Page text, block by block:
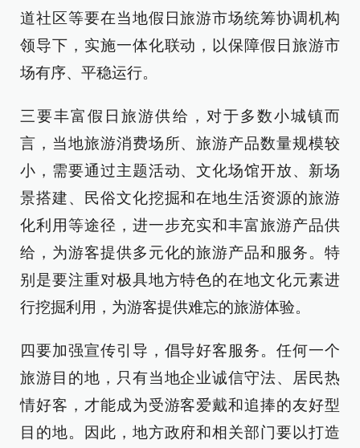
道社区等要在当地假日旅游市场统筹协调机构
领导下，实施一体化联动，以保障假日旅游市
场有序、平稳运行。
三要丰富假日旅游供给，对于多数小城镇而
言，当地旅游消费场所、旅游产品数量规模较
小，需要通过主题活动、文化场馆开放、新场
景搭建、民俗文化挖掘和在地生活资源的旅游
化利用等途径，进一步充实和丰富旅游产品供
给，为游客提供多元化的旅游产品和服务。特
别是要注重对极具地方特色的在地文化元素进
行挖掘利用，为游客提供难忘的旅游体验。
四要加强宣传引导，倡导好客服务。任何一个
旅游目的地，只有当地企业诚信守法、居民热
情好客，才能成为受游客爱戴和追捧的友好型
目的地。因此，地方政府和相关部门要以打造